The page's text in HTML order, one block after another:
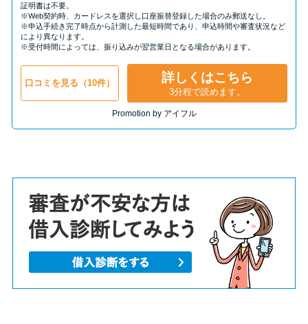
証明書は不要。
※Web契約時、カードレスを選択し口座振替登録した場合のみ郵送なし。
※申込手続き完了時点から計測した最短時間であり、申込時間や審査状況など
により異なります。
※受付時間によっては、振り込みが翌営業日となる場合があります。
口コミを見る（10件） 詳しくはこちら
3分程で読めます。
Promotion by アイフル